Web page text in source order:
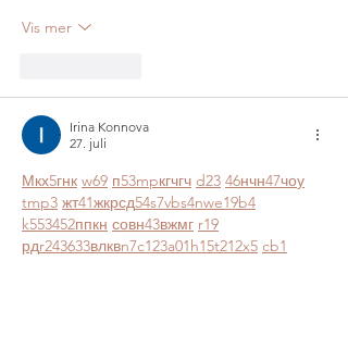
Vis mer
Irina Konnova
27. juli
Мкх5гнк w69 п53mpкгчгч d23 46нчн47чоу
tmp3 жт41жкрсд54s7vbs4nwe19b4
k553452ппкн совн43вжмг r19
рдr243633влквn7c123a01h15t212x5 cb1